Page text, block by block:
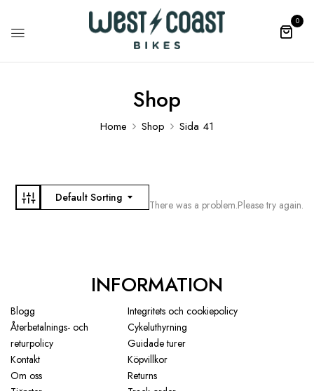
0
Shop
Home Shop Sida 41
Default Sorting
There was a problem.Please try again.
INFORMATION
Blogg
Integritets och cookiepolicy
Återbetalnings- och
returpolicy
Cykeluthyrning
Guidade turer
Kontakt
Köpvillkor
Om oss
Returns